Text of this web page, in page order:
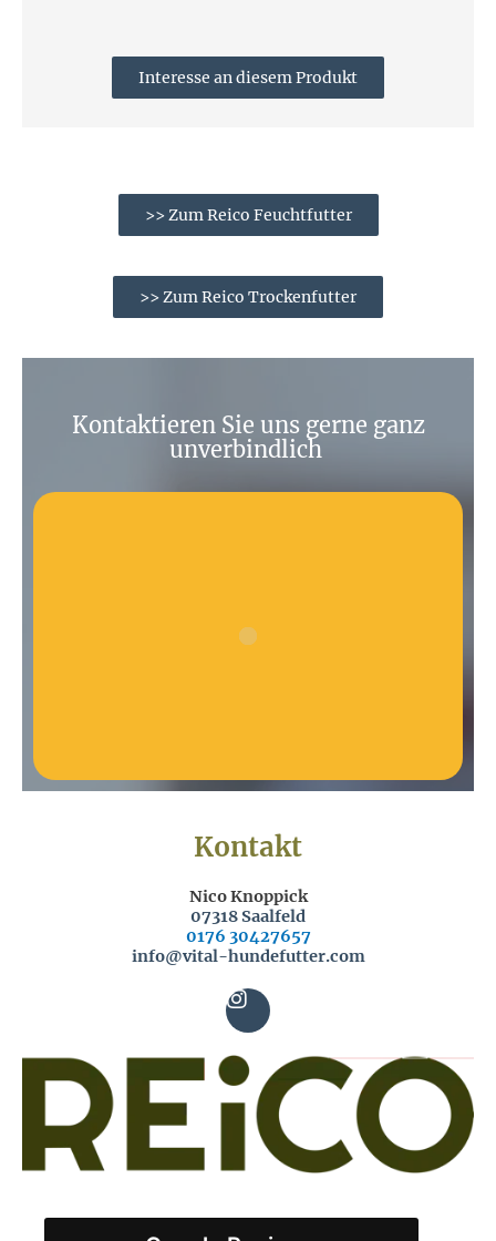
Interesse an diesem Produkt
>> Zum Reico Feuchtfutter
>> Zum Reico Trockenfutter
Kontaktieren Sie uns gerne ganz
unverbindlich
Kontakt
Nico Knoppick
07318 Saalfeld
0176 30427657
info@vital-hundefutter.com
I
t
a
g